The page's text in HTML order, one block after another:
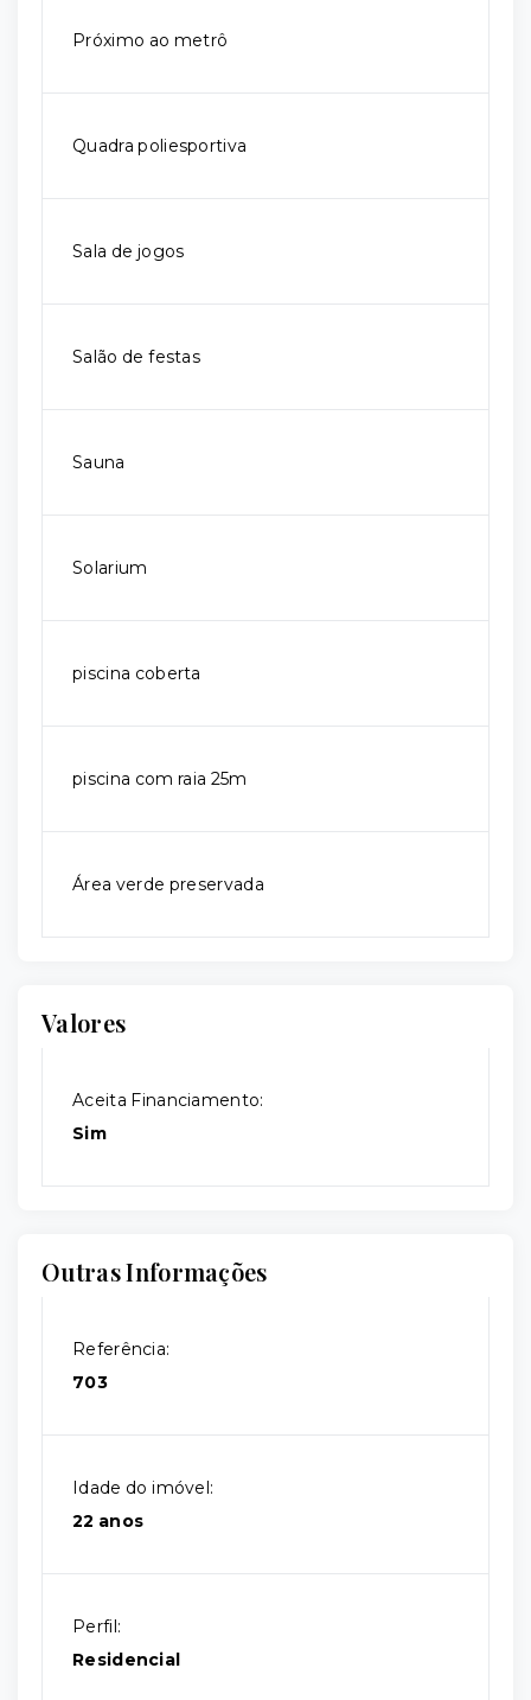
Próximo ao metrô
Quadra poliesportiva
Sala de jogos
Salão de festas
Sauna
Solarium
piscina coberta
piscina com raia 25m
Área verde preservada
Valores
Aceita Financiamento:
Sim
Outras Informações
Referência:
703
Idade do imóvel:
22 anos
Perfil:
Residencial